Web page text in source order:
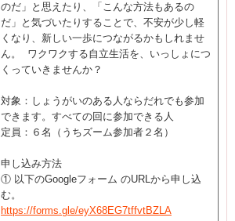
のだ」と思えたり、「こんな方法もあるの
だ」と気づいたりすることで、不安が少し軽
くなり、新しい一歩につながるかもしれませ
ん。 ワクワクする自立生活を、いっしょにつ
くっていきませんか？
対象：しょうがいのある人ならだれでも参加
できます。すべての回に参加できる人
定員：６名（うちズーム参加者２名）
申し込み方法
① 以下のGoogleフォーム のURLから申し込
む。
https://forms.gle/eyX68EG7tffvtBZLA